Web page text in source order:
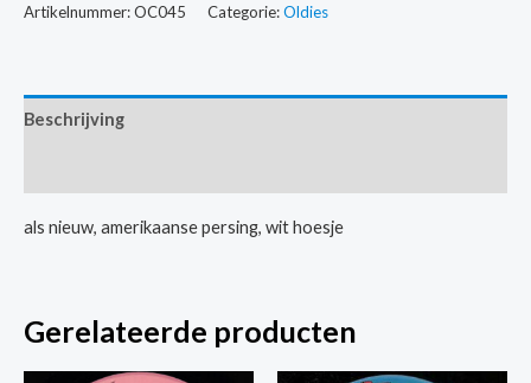
Comes
/
Up
The
Artikelnummer:OC045 Categorie:Oldies
Beschrijving
als nieuw, amerikaanse persing, wit hoesje
Gerelateerde producten